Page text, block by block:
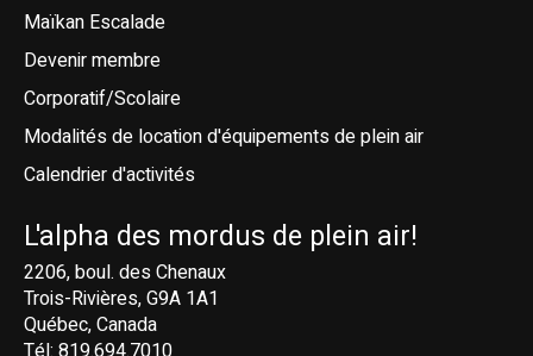
Maïkan Escalade
Devenir membre
Corporatif/Scolaire
Modalités de location d'équipements de plein air
Calendrier d'activités
L'alpha des mordus de plein air!
2206, boul. des Chenaux
Trois-Rivières, G9A 1A1
Québec, Canada